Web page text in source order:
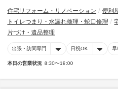
住宅リフォーム・リノベーション
便利
トイレつまり・水漏れ修理・蛇口修理
片づけ・遺品整理
出張・訪問専門 日祝OK 早
本日の営業状況 8:30〜19:00